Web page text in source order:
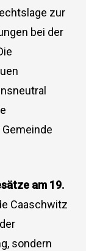
zur
bei der
am 19.
Caaschwitz
sondern